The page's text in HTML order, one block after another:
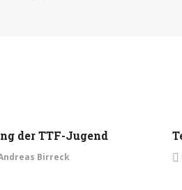
der TTF-Jugend
Birreck